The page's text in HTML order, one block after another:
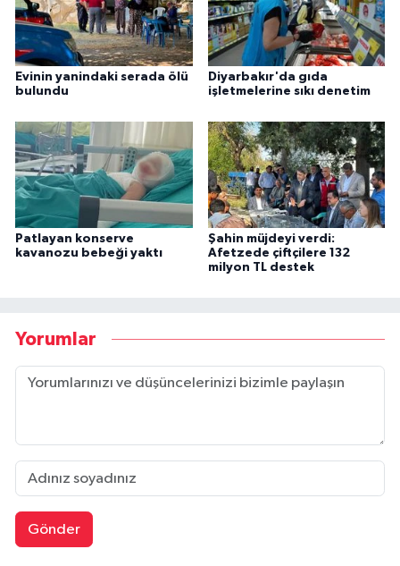
Evinin yanindaki serada ölü
bulundu
Diyarbakır'da gıda
işletmelerine sıkı denetim
Patlayan konserve
kavanozu bebeği yaktı
Şahin müjdeyi verdi:
Afetzede çiftçilere 132
milyon TL destek
Yorumlar
Gönder